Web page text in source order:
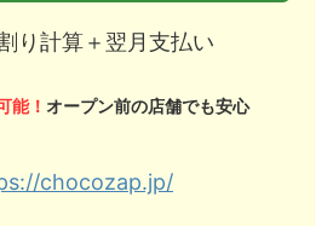
り計算＋翌月支払い
能！ オープン前の店舗でも安心
chocozap.jp/